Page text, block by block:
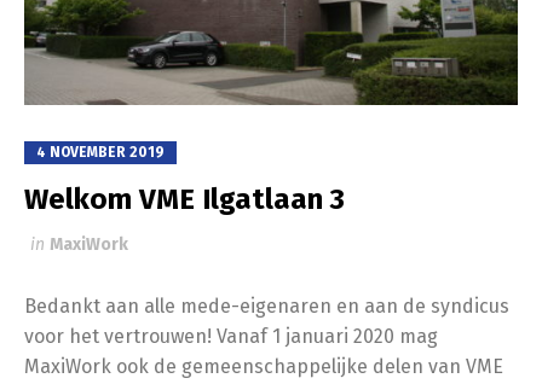
4 NOVEMBER 2019
Welkom VME Ilgatlaan 3
in MaxiWork
Bedankt aan alle mede-eigenaren en aan de syndicus
voor het vertrouwen! Vanaf 1 januari 2020 mag
MaxiWork ook de gemeenschappelijke delen van VME